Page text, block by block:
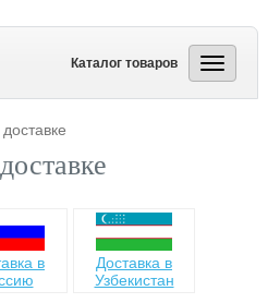
Каталог товаров
в
Доставка в
Узбекистан